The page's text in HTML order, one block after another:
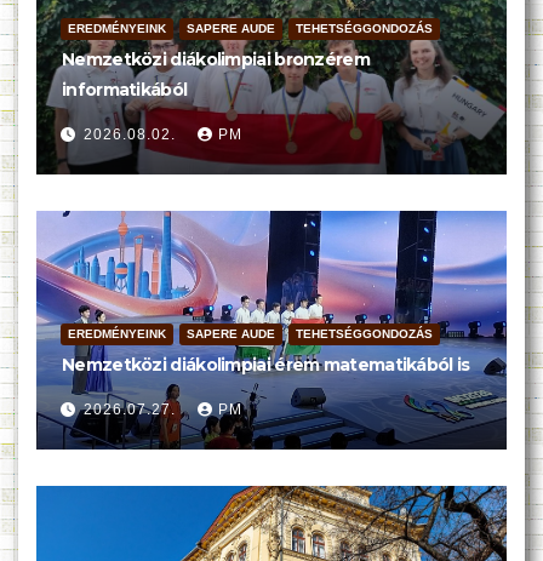
EREDMÉNYEINK SAPERE AUDE TEHETSÉGGONDOZÁS
Nemzetközi diákolimpiai bronzérem
informatikából
2026.08.02. PM
EREDMÉNYEINK SAPERE AUDE TEHETSÉGGONDOZÁS
Nemzetközi diákolimpiai érem matematikából is
2026.07.27. PM